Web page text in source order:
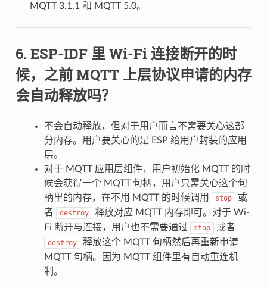
MQTT 3.1.1 和 MQTT 5.0。
ESP-IDF 里 Wi-Fi 连接断开的时
候，之前 MQTT 上层协议申请的内存
会自动释放吗？
不会自动释放，但对于用户而言不需要关心这部
分内存。用户要关心的是 ESP 给用户封装的应用
层。
对于 MQTT 应用层组件，用户初始化 MQTT 的时
候会获得一个 MQTT 句柄，用户只需关心这个句
柄里的内存，在不用 MQTT 的时候调用
stop
或
者
destroy
释放对应 MQTT 内存即可。对于 Wi-
Fi 断开与连接，用户也不需要通过
stop 或者
destroy
释放这个 MQTT 句柄然后再重新申请
MQTT 句柄。因为 MQTT 组件里有自动重连机
制。